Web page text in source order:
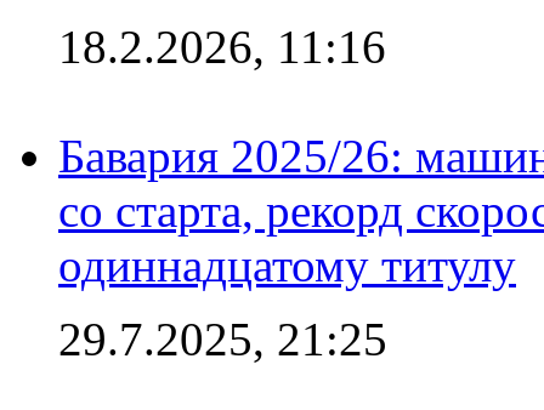
18.2.2026, 11:16
Бавария 2025/26:
со старта, рекорд
одиннадцатому титулу
29.7.2025, 21:25